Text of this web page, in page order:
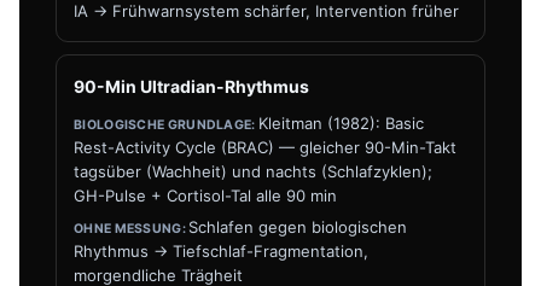
IA → Frühwarnsystem schärfer, Intervention früher
90-Min Ultradian-Rhythmus
Kleitman (1982): Basic
Rest-Activity Cycle (BRAC) — gleicher 90-Min-Takt
tagsüber (Wachheit) und nachts (Schlafzyklen);
GH-Pulse + Cortisol-Tal alle 90 min
Schlafen gegen biologischen
Rhythmus → Tiefschlaf-Fragmentation,
morgendliche Trägheit